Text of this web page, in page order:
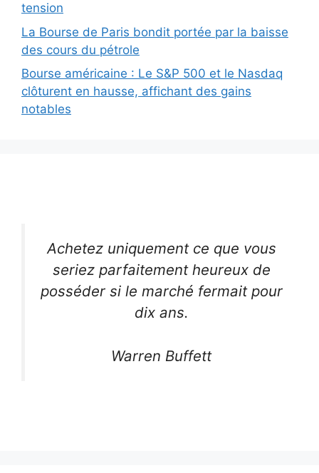
tension
La Bourse de Paris bondit portée par la baisse
des cours du pétrole
Bourse américaine : Le S&P 500 et le Nasdaq
clôturent en hausse, affichant des gains
notables
Achetez uniquement ce que vous
seriez parfaitement heureux de
posséder si le marché fermait pour
dix ans.
Warren Buffett